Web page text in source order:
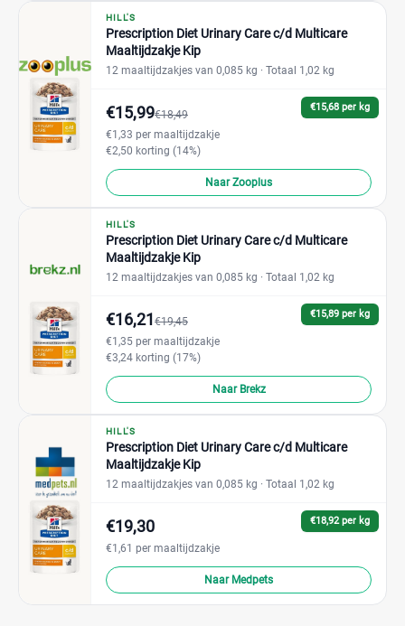
HILL'S
Prescription Diet Urinary Care c/d Multicare
Maaltijdzakje Kip
12 maaltijdzakjes van 0,085 kg · Totaal 1,02 kg
€15,68 per kg
€15,99€18,49
€1,33 per maaltijdzakje
€2,50 korting (14%)
Naar Zooplus
HILL'S
Prescription Diet Urinary Care c/d Multicare
Maaltijdzakje Kip
12 maaltijdzakjes van 0,085 kg · Totaal 1,02 kg
€15,89 per kg
€16,21 €19,45
€1,35 per maaltijdzakje
€3,24 korting (17%)
Naar Brekz
HILL'S
Prescription Diet Urinary Care c/d Multicare
Maaltijdzakje Kip
12 maaltijdzakjes van 0,085 kg · Totaal 1,02 kg
€18,92 per kg
€19,30
€1,61 per maaltijdzakje
Naar Medpets